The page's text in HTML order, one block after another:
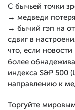
С бычьей точки
→ медведи
→ бычий гэп на
сдвиг в
что, если новости
более
индекса S&P 500
направлению к
Торгуйте